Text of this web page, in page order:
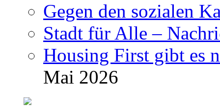
Gegen den sozialen
Stadt für Alle –
Housing First gibt es
Mai 2026